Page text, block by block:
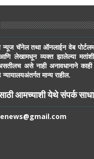
चॅनेल तथा ऑनलाईन वेब
आणि लेखामधून व्यक्त झालेल्या
असे नाही अनावधानाने काही
मान्य राहील.
आमच्याशी येथे संपर्क साधा